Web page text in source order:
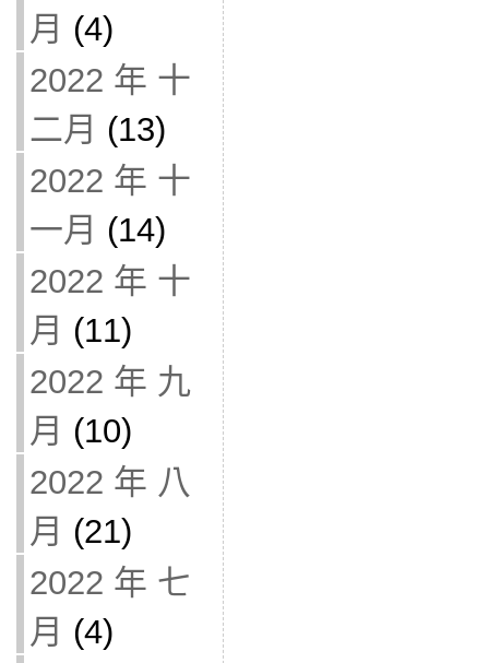
月 (4)
2022 年 十
二月 (13)
2022 年 十
一月 (14)
2022 年 十
月 (11)
2022 年 九
月 (10)
2022 年 八
月 (21)
2022 年 七
月 (4)